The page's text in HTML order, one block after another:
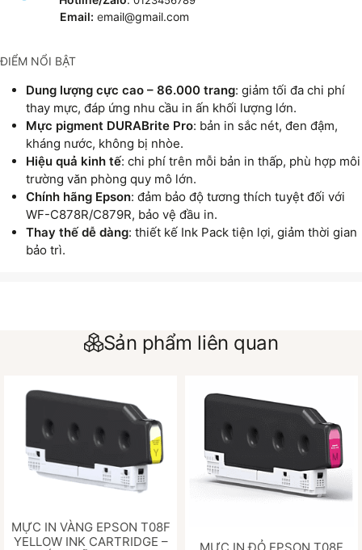
Email: email@gmail.com
ĐIỂM NỔI BẬT
Dung lượng cực cao – 86.000 trang: giảm tối đa chi phí
thay mực, đáp ứng nhu cầu in ấn khối lượng lớn.
Mực pigment DURABrite Pro: bản in sắc nét, đen đậm,
kháng nước, không bị nhòe.
Hiệu quả kinh tế: chi phí trên mỗi bản in thấp, phù hợp môi
trường văn phòng quy mô lớn.
Chính hãng Epson: đảm bảo độ tương thích tuyệt đối với
WF-C878R/C879R, bảo vệ đầu in.
Thay thế dễ dàng: thiết kế Ink Pack tiện lợi, giảm thời gian
bảo trì.
Sản phẩm liên quan
MỰC IN VÀNG EPSON T08F
YELLOW INK CARTRIDGE –